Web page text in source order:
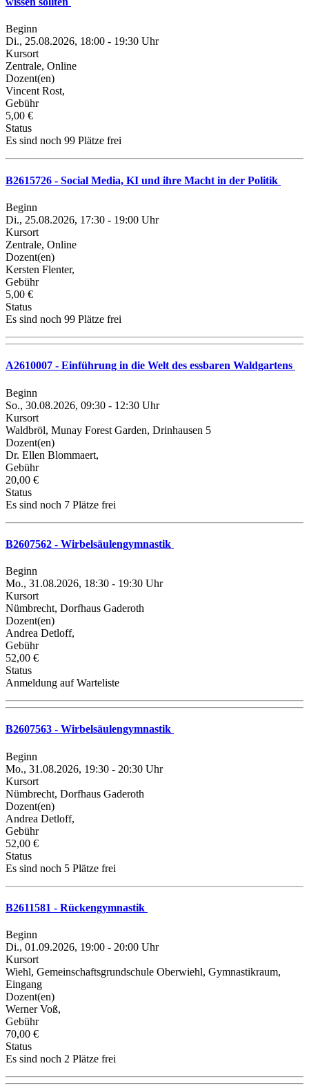
Beginn
Di., 25.08.2026, 18:00 - 19:30 Uhr
Kursort
Zentrale, Online
Dozent(en)
Vincent Rost,
Gebühr
5,00 €
Status
Es sind noch 99 Plätze frei
B2615726 - Social Media, KI und ihre Macht in der Politik
Beginn
Di., 25.08.2026, 17:30 - 19:00 Uhr
Kursort
Zentrale, Online
Dozent(en)
Kersten Flenter,
Gebühr
5,00 €
Status
Es sind noch 99 Plätze frei
A2610007 - Einführung in die Welt des essbaren Waldgartens
Beginn
So., 30.08.2026, 09:30 - 12:30 Uhr
Kursort
Waldbröl, Munay Forest Garden, Drinhausen 5
Dozent(en)
Dr. Ellen Blommaert,
Gebühr
20,00 €
Status
Es sind noch 7 Plätze frei
B2607562 - Wirbelsäulengymnastik
Beginn
Mo., 31.08.2026, 18:30 - 19:30 Uhr
Kursort
Nümbrecht, Dorfhaus Gaderoth
Dozent(en)
Andrea Detloff,
Gebühr
52,00 €
Status
Anmeldung auf Warteliste
B2607563 - Wirbelsäulengymnastik
Beginn
Mo., 31.08.2026, 19:30 - 20:30 Uhr
Kursort
Nümbrecht, Dorfhaus Gaderoth
Dozent(en)
Andrea Detloff,
Gebühr
52,00 €
Status
Es sind noch 5 Plätze frei
B2611581 - Rückengymnastik
Beginn
Di., 01.09.2026, 19:00 - 20:00 Uhr
Kursort
Wiehl, Gemeinschaftsgrundschule Oberwiehl, Gymnastikraum,
Eingang
Dozent(en)
Werner Voß,
Gebühr
70,00 €
Status
Es sind noch 2 Plätze frei